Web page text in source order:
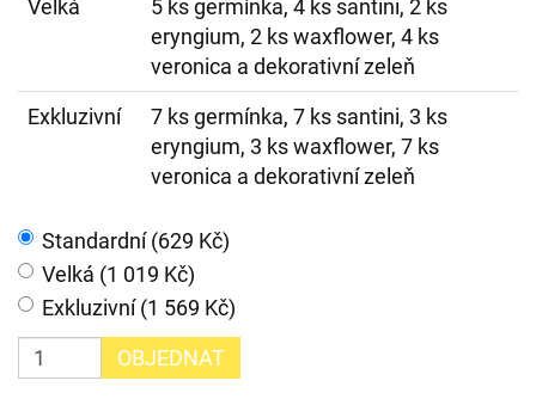
Velká
5 ks germínka, 4 ks santini, 2 ks
eryngium, 2 ks waxflower, 4 ks
veronica a dekorativní zeleň
Exkluzivní
7 ks germínka, 7 ks santini, 3 ks
eryngium, 3 ks waxflower, 7 ks
veronica a dekorativní zeleň
Standardní (629 Kč)
Velká (1 019 Kč)
Exkluzivní (1 569 Kč)
OBJEDNAT